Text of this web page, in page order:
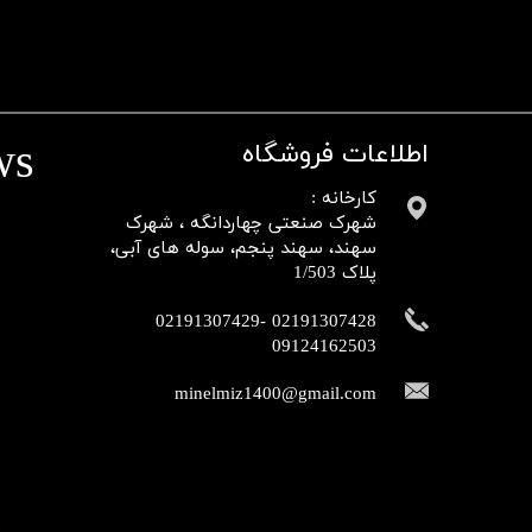
اطلاعات فروشگاه
کارخانه :
شهرک صنعتی چهاردانگه ، شهرک
سهند، سهند پنجم، سوله های آبی،
پلاک 1/503
02191307428 -02191307429
09124162503​​​​​​​​​​​​​​​​​​​​​
minelmiz1400@gmail.com